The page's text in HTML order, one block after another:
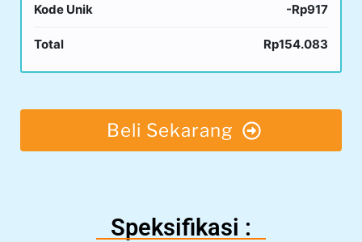
Kode Unik -Rp917
Total Rp154.083
Beli Sekarang
Speksifikasi :